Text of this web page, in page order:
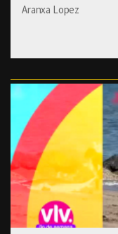
Aranxa Lopez